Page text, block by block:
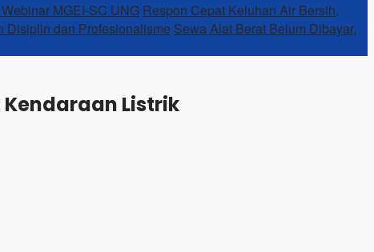
MGEI-SC UNG Respon Cepat Keluhan Air Bersih,
Disiplin dan Profesionalisme Sewa Alat Berat Belum Dibayar,
Kendaraan Listrik